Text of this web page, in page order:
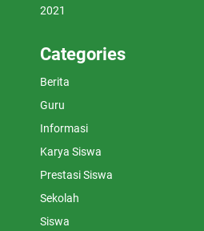
2021
Categories
Berita
Guru
Informasi
Karya Siswa
Prestasi Siswa
Sekolah
Siswa